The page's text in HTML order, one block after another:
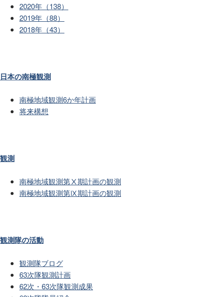
2020年（138）
2019年（88）
2018年（43）
日本の南極観測
南極地域観測6か年計画
将来構想
観測
南極地域観測第Ⅹ期計画の観測
南極地域観測第Ⅸ期計画の観測
観測隊の活動
観測隊ブログ
63次隊観測計画
62次・63次隊観測成果